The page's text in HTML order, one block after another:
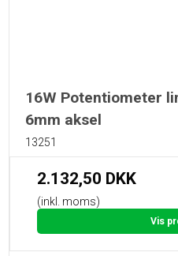
16W Potentiometer
6mm aksel
13251
2.132,50 DKK
(inkl. moms)
Vis